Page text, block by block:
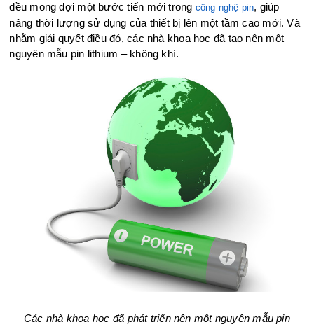
đều mong đợi một bước tiến mới trong công nghệ pin, giúp
nâng thời lượng sử dụng của thiết bị lên một tầm cao mới. Và
nhằm giải quyết điều đó, các nhà khoa học đã tạo nên một
nguyên mẫu pin lithium – không khí.
Các nhà khoa học đã phát triển nên một nguyên mẫu pin